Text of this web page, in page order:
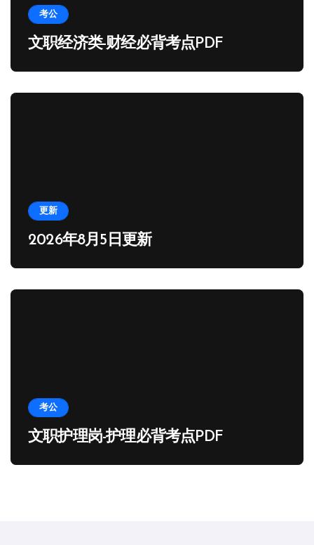
考公
文职经济类-财经必背考点PDF
更新
2026年8月5日更新
考公
文职护理岗-护理必背考点PDF